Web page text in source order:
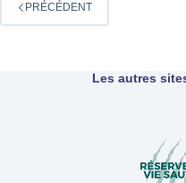
PRÉCÉDENT
Les autres